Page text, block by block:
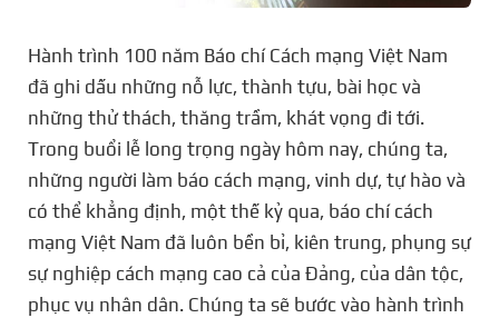
Hành trình 100 năm Báo chí Cách mạng Việt Nam
đã ghi dấu những nỗ lực, thành tựu, bài học và
những thử thách, thăng trầm, khát vọng đi tới.
Trong buổi lễ long trọng ngày hôm nay, chúng ta,
những người làm báo cách mạng, vinh dự, tự hào và
có thể khẳng định, một thế kỷ qua, báo chí cách
mạng Việt Nam đã luôn bền bỉ, kiên trung, phụng sự
sự nghiệp cách mạng cao cả của Đảng, của dân tộc,
phục vụ nhân dân. Chúng ta sẽ bước vào hành trình